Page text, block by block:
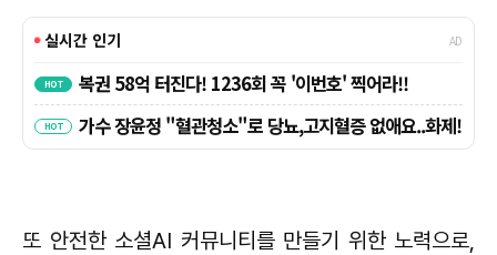
또 안전한 소셜AI 커뮤니티를 만들기 위한 노력으로,